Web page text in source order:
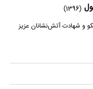
(1396)
و شهادت آتش‌نشانان عزیز